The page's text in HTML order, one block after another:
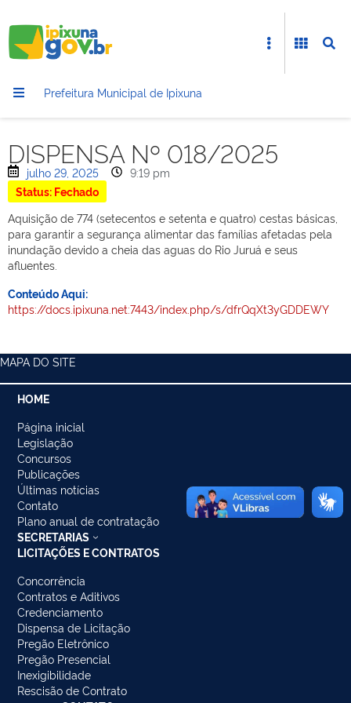
Prefeitura Municipal de Ipixuna
DISPENSA Nº 018/2025
julho 29, 2025
9:19 pm
Status: Fechado
Aquisição de 774 (setecentos e setenta e quatro) cestas básicas,
para garantir a segurança alimentar das famílias afetadas pela
inundação devido a cheia das aguas do Rio Juruá e seus
afluentes.
Conteúdo Aqui:
https://docs.ipixuna.net:7443/index.php/s/dfrQqXt3yGDDEWY
MAPA DO SITE
HOME
Página inicial
Legislação
Concursos
Publicações
Últimas notícias
Contato
Plano anual de contratação
SECRETARIAS
LICITAÇÕES E CONTRATOS
Concorrência
Contratos e Aditivos
Credenciamento
Dispensa de Licitação
Pregão Eletrônico
Pregão Presencial
Inexigibilidade
Rescisão de Contrato